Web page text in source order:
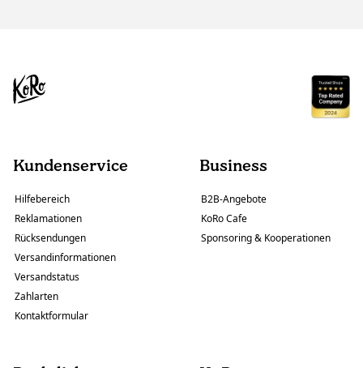
Kundenservice
Hilfebereich
Reklamationen
Rücksendungen
Versandinformationen
Versandstatus
Zahlarten
Kontaktformular
Business
B2B-Angebote
KoRo Cafe
Sponsoring & Kooperationen